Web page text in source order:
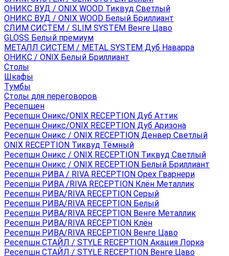
ОНИКС ВУД / ONIX WOOD Тиквуд Светлый
ОНИКС ВУД / ONIX WOOD Белый Бриллиант
СЛИМ СИСТЕМ / SLIM SYSTEM Венге Цаво
GLOSS Белый премиум
МЕТАЛЛ СИСТЕМ / METAL SYSTEM Дуб Наварра
ОНИКС / ONIX Белый Бриллиант
Столы
Шкафы
Тумбы
Столы для переговоров
Ресепшен
Ресепшн Оникс/ONIX RECEPTION Дуб Аттик
Ресепшн Оникс/ONIX RECEPTION Дуб Аризона
Ресепшн Оникс / ONIX RECEPTION Денвер Светлый
ONIX RECEPTION Тиквуд Тёмный
Ресепшн Оникс / ONIX RECEPTION Тиквуд Светлый
Ресепшн Оникс / ONIX RECEPTION Белый Бриллиант
Ресепшн РИВА / RIVA RECEPTION Орех Гварнери
Ресепшн РИВА /RIVA RECEPTION Клён Металлик
Ресепшн РИВА/RIVA RECEPTION Серый
Ресепшн РИВА/RIVA RECEPTION Белый
Ресепшн РИВА/RIVA RECEPTION Венге Металлик
Ресепшн РИВА/RIVA RECEPTION Клён
Ресепшн РИВА/RIVA RECEPTION Венге Цаво
Ресепшн СТАЙЛ / STYLE RECEPTION Акация Лорка
Ресепшн СТАЙЛ / STYLE RECEPTION Венге Цаво